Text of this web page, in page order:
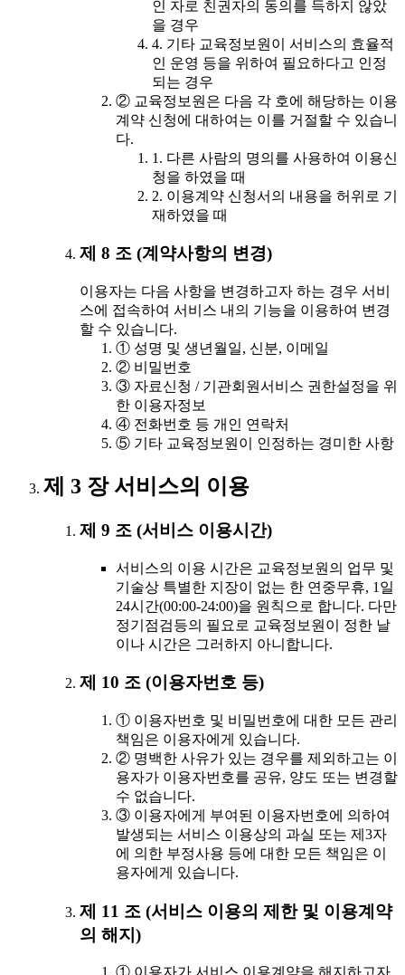
인 자로 친권자의 동의를 득하지 않았
을 경우
4. 기타 교육정보원이 서비스의 효율적
인 운영 등을 위하여 필요하다고 인정
되는 경우
② 교육정보원은 다음 각 호에 해당하는 이용
계약 신청에 대하여는 이를 거절할 수 있습니
다.
1. 다른 사람의 명의를 사용하여 이용신
청을 하였을 때
2. 이용계약 신청서의 내용을 허위로 기
재하였을 때
제 8 조 (계약사항의 변경)
이용자는 다음 사항을 변경하고자 하는 경우 서비
스에 접속하여 서비스 내의 기능을 이용하여 변경
할 수 있습니다.
① 성명 및 생년월일, 신분, 이메일
② 비밀번호
③ 자료신청 / 기관회원서비스 권한설정을 위
한 이용자정보
④ 전화번호 등 개인 연락처
⑤ 기타 교육정보원이 인정하는 경미한 사항
제 3 장 서비스의 이용
제 9 조 (서비스 이용시간)
서비스의 이용 시간은 교육정보원의 업무 및
기술상 특별한 지장이 없는 한 연중무휴, 1일
24시간(00:00-24:00)을 원칙으로 합니다. 다만
정기점검등의 필요로 교육정보원이 정한 날
이나 시간은 그러하지 아니합니다.
제 10 조 (이용자번호 등)
① 이용자번호 및 비밀번호에 대한 모든 관리
책임은 이용자에게 있습니다.
② 명백한 사유가 있는 경우를 제외하고는 이
용자가 이용자번호를 공유, 양도 또는 변경할
수 없습니다.
③ 이용자에게 부여된 이용자번호에 의하여
발생되는 서비스 이용상의 과실 또는 제3자
에 의한 부정사용 등에 대한 모든 책임은 이
용자에게 있습니다.
제 11 조 (서비스 이용의 제한 및 이용계약
의 해지)